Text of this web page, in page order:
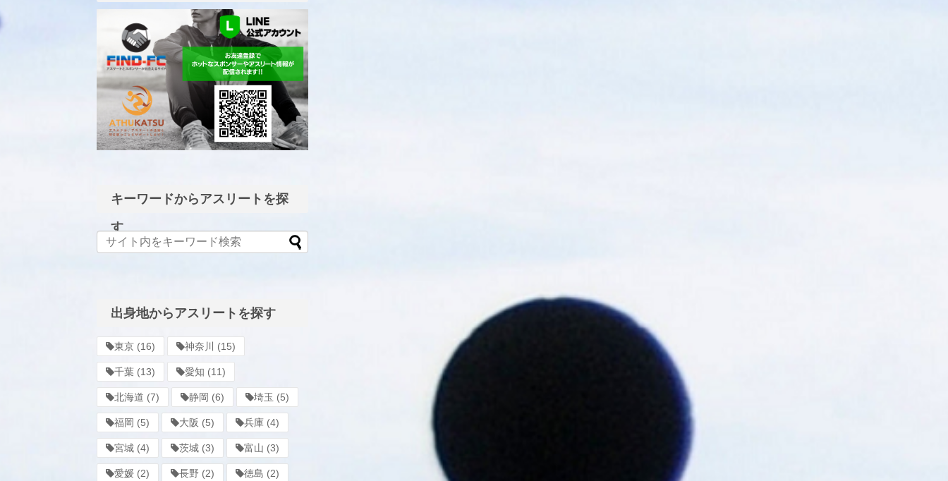
LINE公式アカウント
キーワードからアスリートを探
す
出身地からアスリートを探す
東京 (16) 神奈川 (15)
千葉 (13) 愛知 (11)
北海道 (7) 静岡 (6) 埼玉 (5)
福岡 (5) 大阪 (5) 兵庫 (4)
宮城 (4) 茨城 (3) 富山 (3)
愛媛 (2) 長野 (2) 徳島 (2)